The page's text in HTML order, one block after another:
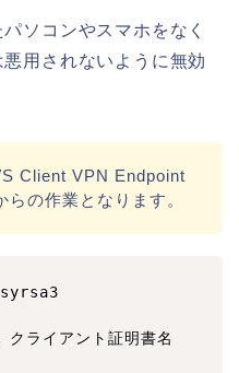
ソコンやスマホをなく
用されないように無効
Client VPN Endpoint
の作業となります。
イアント証明書名